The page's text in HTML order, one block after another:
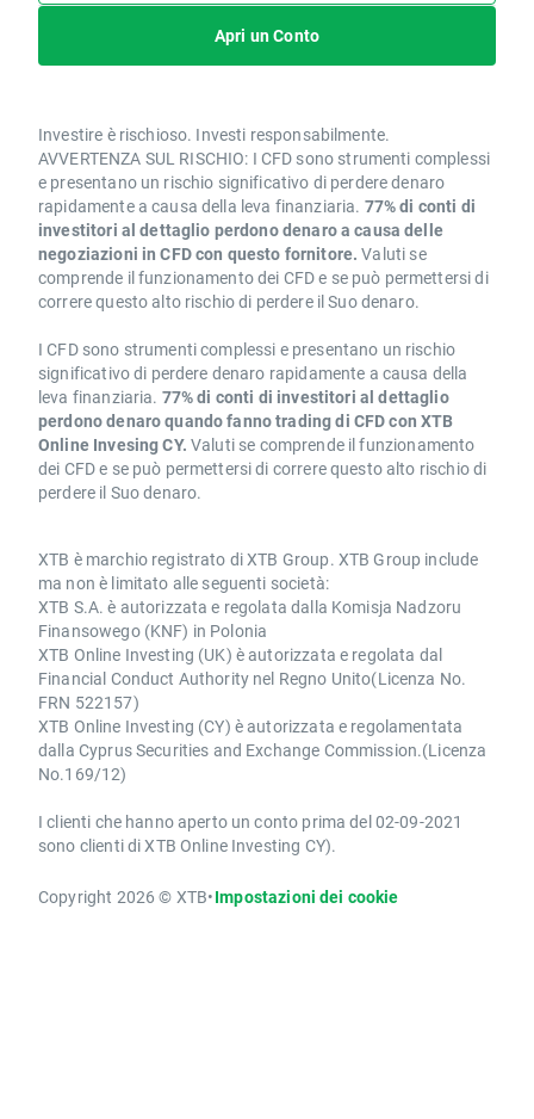
Apri un Conto
Investire è rischioso. Investi responsabilmente.
AVVERTENZA SUL RISCHIO: I CFD sono strumenti complessi
e presentano un rischio significativo di perdere denaro
rapidamente a causa della leva finanziaria. 77% di conti di
investitori al dettaglio perdono denaro a causa delle
negoziazioni in CFD con questo fornitore. Valuti se
comprende il funzionamento dei CFD e se può permettersi di
correre questo alto rischio di perdere il Suo denaro.
I CFD sono strumenti complessi e presentano un rischio
significativo di perdere denaro rapidamente a causa della
leva finanziaria. 77% di conti di investitori al dettaglio
perdono denaro quando fanno trading di CFD con XTB
Online Invesing CY. Valuti se comprende il funzionamento
dei CFD e se può permettersi di correre questo alto rischio di
perdere il Suo denaro.
XTB è marchio registrato di XTB Group. XTB Group include
ma non è limitato alle seguenti società:
XTB S.A. è autorizzata e regolata dalla Komisja Nadzoru
Finansowego (KNF) in Polonia
XTB Online Investing (UK) è autorizzata e regolata dal
Financial Conduct Authority nel Regno Unito(Licenza No.
FRN 522157)
XTB Online Investing (CY) è autorizzata e regolamentata
dalla Cyprus Securities and Exchange Commission.(Licenza
No.169/12)
I clienti che hanno aperto un conto prima del 02-09-2021
sono clienti di XTB Online Investing CY).
Copyright 2026 © XTB•Impostazioni dei cookie